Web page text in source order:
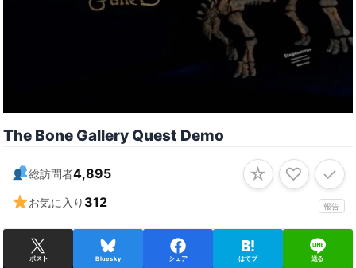
The Bone Gallery Quest Demo
総訪問者4,895
お気に入り 312 報告
☆ ♡ ✓
ポスト Bluesky シェア はてブ 送る